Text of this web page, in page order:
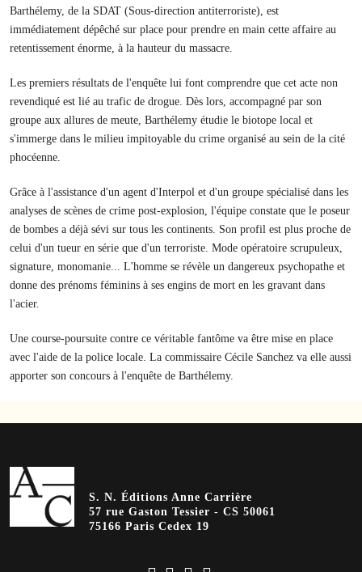
Barthélemy, de la SDAT (Sous-direction antiterroriste), est
immédiatement dépêché sur place pour prendre en main cette affaire au
retentissement énorme, à la hauteur du massacre.
Les premiers résultats de l'enquête lui font comprendre que cet acte non
revendiqué est lié au trafic de drogue. Dès lors, accompagné par son
groupe aux allures de meute, Barthélemy étudie le biotope local et
s'immerge dans le milieu impitoyable du crime organisé au sein de la cité
phocéenne.
Grâce à l'assistance d'un agent d'Interpol et d'un groupe spécialisé dans les
analyses de scènes de crime post-explosion, l'équipe constate que le poseur
de bombes a déjà sévi sur tous les continents. Son profil est plus proche de
celui d'un tueur en série que d'un terroriste. Mode opératoire scrupuleux,
signature, monomanie... L'homme se révèle un dangereux psychopathe et
donne des prénoms féminins à ses engins de mort en les gravant dans
l'acier.
Une course-poursuite contre ce véritable fantôme va être mise en place
avec l'aide de la police locale. La commissaire Cécile Sanchez va elle aussi
apporter son concours à l'enquête de Barthélemy.
S. N. Éditions Anne Carrière
57 rue Gaston Tessier - CS 50061
75166 Paris Cedex 19